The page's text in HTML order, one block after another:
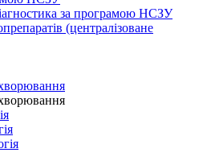
за програмою НСЗУ
(централізоване